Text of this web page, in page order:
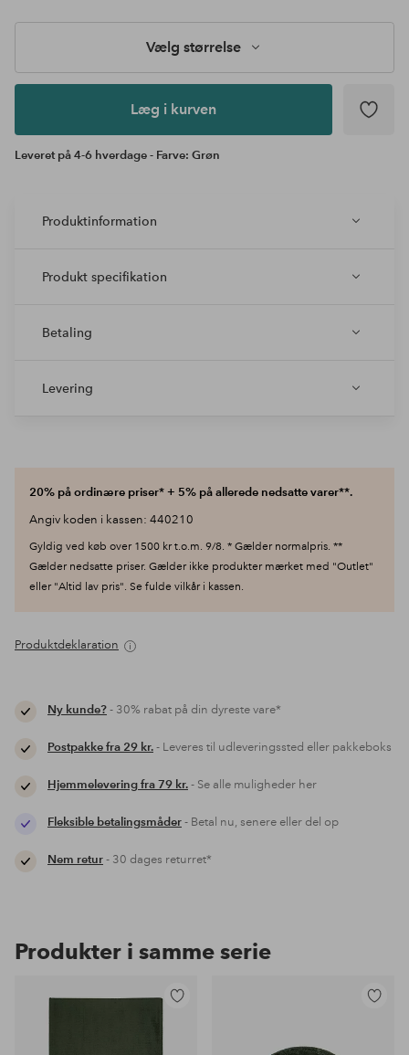
Vælg størrelse
Læg i kurven
Leveret på 4-6 hverdage - Farve: Grøn
Produktinformation
Produkt specifikation
Betaling
Levering
20% på ordinære priser* + 5% på allerede nedsatte varer**.
Angiv koden i kassen: 440210
Gyldig ved køb over 1500 kr t.o.m. 9/8. * Gælder normalpris. **
Gælder nedsatte priser. Gælder ikke produkter mærket med "Outlet"
eller "Altid lav pris". Se fulde vilkår i kassen.
Produktdeklaration
Ny kunde?- 30% rabat på din dyreste vare*
Postpakke fra 29 kr.- Leveres til udleveringssted eller pakkeboks
Hjemmelevering fra 79 kr.- Se alle muligheder her
Fleksible betalingsmåder- Betal nu, senere eller del op
Nem retur- 30 dages returret*
Produkter i samme serie